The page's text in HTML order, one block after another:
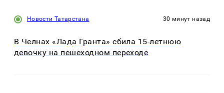
Новости Татарстана 30 минут назад
В Челнах «Лада Гранта» сбила 15-летнюю
девочку на пешеходном переходе